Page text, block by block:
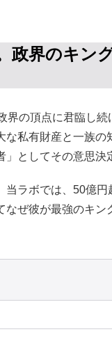
政界のキン
界の頂点に君臨し
私有財産と一族の
としてその意思決
当ラボでは、50億
ぜ彼が最強のキン